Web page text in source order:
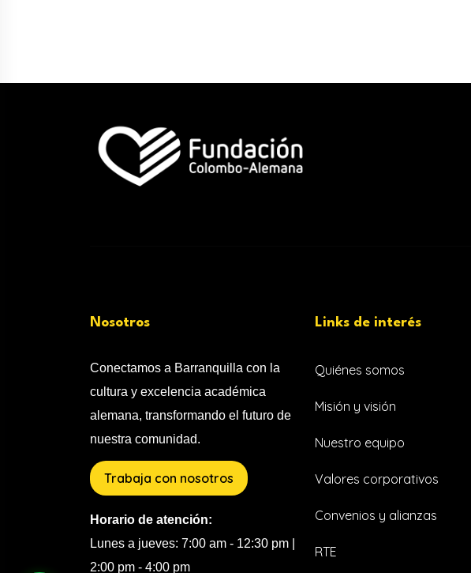
Nosotros
Conectamos a Barranquilla con la
cultura y excelencia académica
alemana, transformando el futuro de
nuestra comunidad.
Trabaja con nosotros
Horario de atención:
Lunes a jueves: 7:00 am - 12:30 pm |
2:00 pm - 4:00 pm
Links de interés
Quiénes somos
Misión y visión
Nuestro equipo
Valores corporativos
Convenios y alianzas
RTE